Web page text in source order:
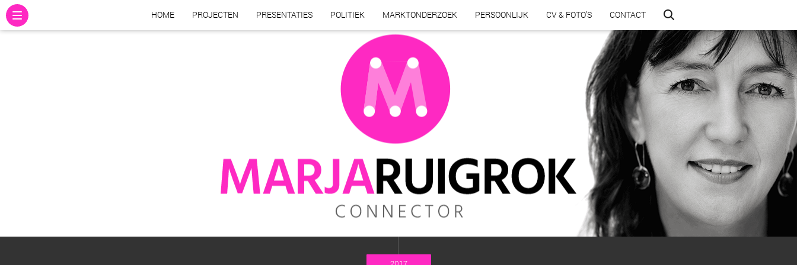
HOME PROJECTEN PRESENTATIES POLITIEK MARKTONDERZOEK PERSOONLIJK CV & FOTO’S CONTACT